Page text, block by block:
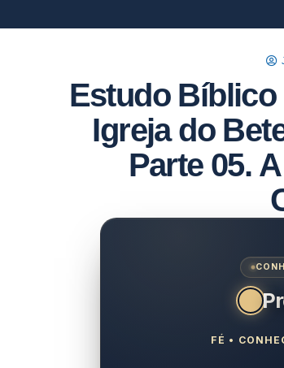
Estudo
Igreja do
Parte 05.
FÉ •